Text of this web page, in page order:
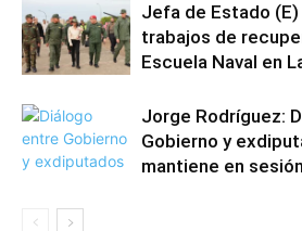
Jefa de Estado
trabajos de
Escuela Naval en
Jorge Rodríguez:
Gobierno y
mantiene en